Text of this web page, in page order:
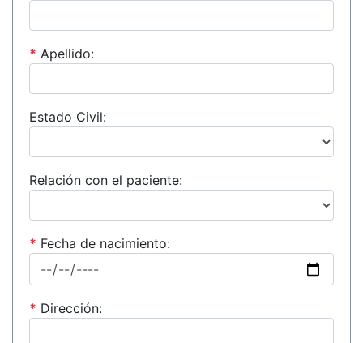
* Apellido:
Estado Civil:
Relación con el paciente:
* Fecha de nacimiento:
* Dirección: